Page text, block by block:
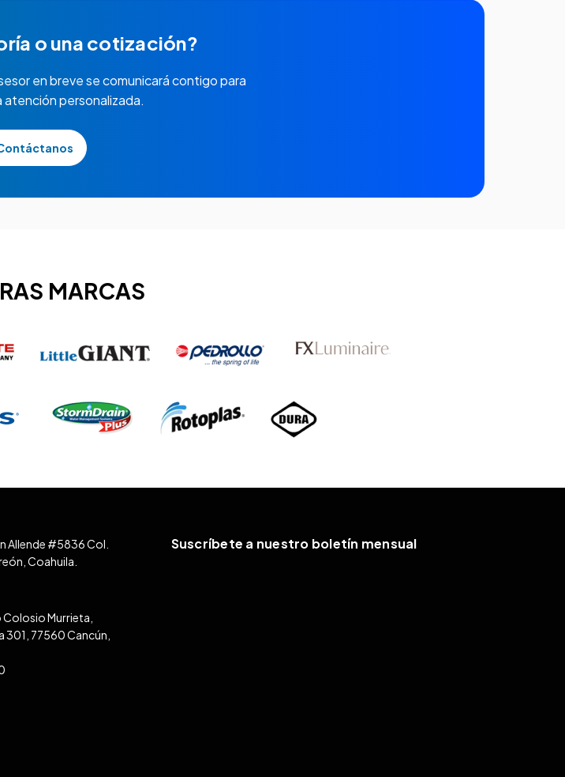
o una cotización?
en breve se comunicará contigo para
atención personalizada.
MARCAS
Allende #5836 Col.
Coahuila.
Colosio Murrieta,
301, 77560 Cancún,
Suscríbete a nuestro boletín mensual